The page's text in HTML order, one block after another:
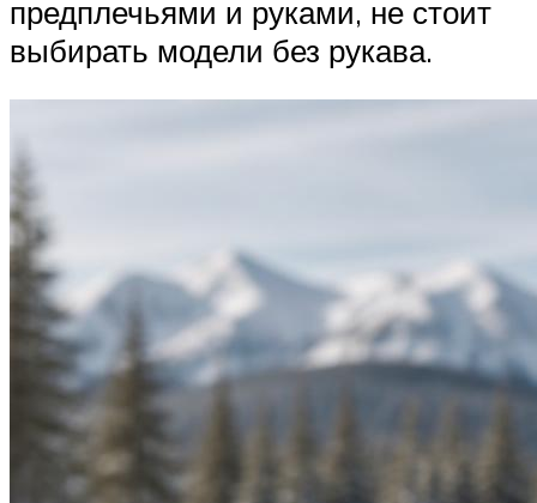
предплечьями и руками, не стоит
выбирать модели без рукава.